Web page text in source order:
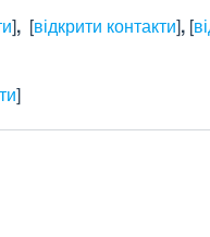
], [відкрити контакти], [
]